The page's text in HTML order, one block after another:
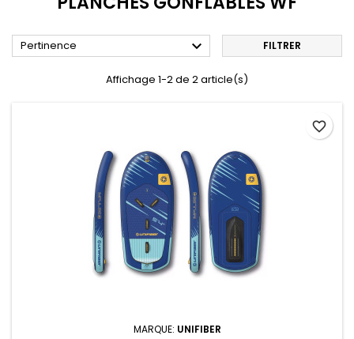
Pertinence  FILTRER
Affichage 1-2 de 2 article(s)
MARQUE: UNIFIBER
favorite_border